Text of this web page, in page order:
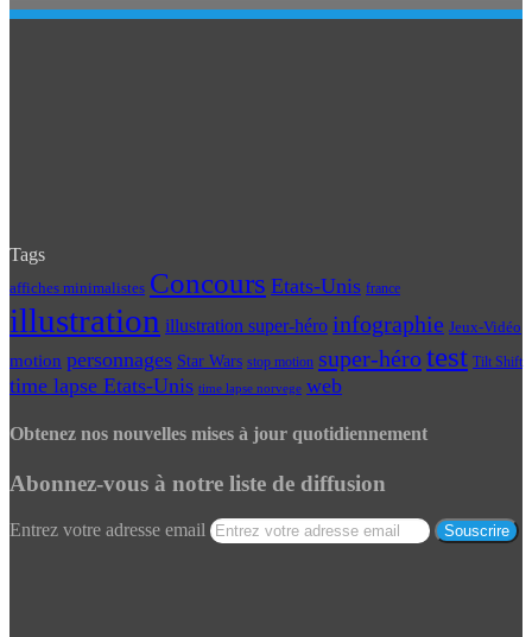
Tags
affiches minimalistes Concours Etats-Unis france
illustration illustration super-héro infographie Jeux-Vidéo
motion personnages Star Wars stop motion super-hérotest Tilt Shift
time lapse Etats-Unis time lapse norvege web
Obtenez nos nouvelles mises à jour quotidiennement
Abonnez-vous à notre liste de diffusion
Entrez votre adresse email